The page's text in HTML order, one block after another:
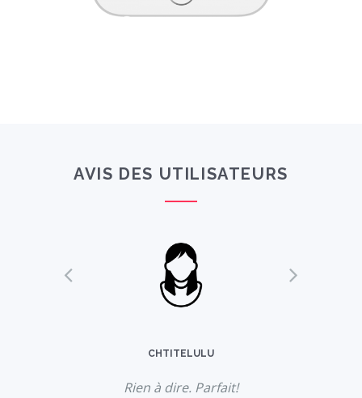
AVIS DES UTILISATEURS
CHTITELULU
Rien à dire. Parfait!
FRANCIS_BQT
Application très sympa et très
SEXTONIK80
Une application vraiment pratique
DIDOU_83
Très appréciable cette application